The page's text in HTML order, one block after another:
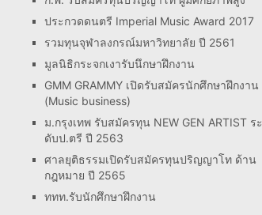
ประกวดดนตรี Imperial Music Award 2017
รวมทุนจุฬาลงกรณ์มหาวิทยาลัย ปี 2561
มูลนิธิกระจกเงารับนึกษาฝึกงาน
GMM GRAMMY เปิดรับสมัครนักศึกษาฝึกงาน
(Music business)
ม.กรุงเทพ รับสมัครทุน NEW GEN ARTIST ระ
ดับป.ตรี ปี 2563
ศาลยุติธรรมเปิดรับสมัครทุนปริญญาโท ด้าน
กฎหมาย ปี 2565
ททท.รับนักศึกษาฝึกงาน